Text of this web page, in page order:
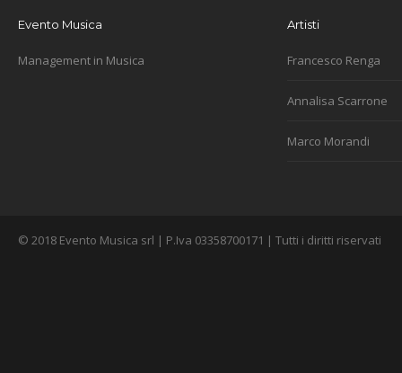
Evento Musica
Management in Musica
Artisti
Francesco Renga
Annalisa Scarrone
Marco Morandi
© 2018 Evento Musica srl | P.Iva 03358700171 | Tutti i diritti riservati